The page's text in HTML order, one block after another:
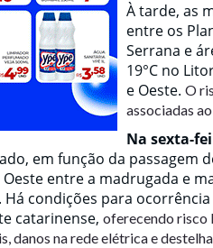
À tarde, as
entre os
Serrana e
19°C no
e Oeste. O
associadas
Na sexta-
em função da passagem
entre a madrugada e
condições para
catarinense, oferecendo risco
danos na rede elétrica e